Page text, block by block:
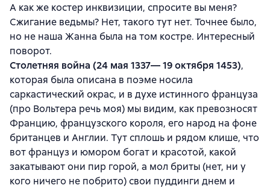
А как же костер инквизиции, спросите вы меня?
Сжигание ведьмы? Нет, такого тут нет. Точнее было,
но не наша Жанна была на том костре. Интересный
поворот.
Столетняя война (24 мая 1337— 19 октября 1453),
которая была описана в поэме носила
саркастический окрас, и в духе истинного француза
(про Вольтера речь моя) мы видим, как превозносят
Францию, французского короля, его народ на фоне
британцев и Англии. Тут сплошь и рядом клише, что
вот француз и юмором богат и красотой, какой
закатывают они пир горой, а мол бриты (нет, ни у
кого ничего не побрито) свои пуддинги днем и